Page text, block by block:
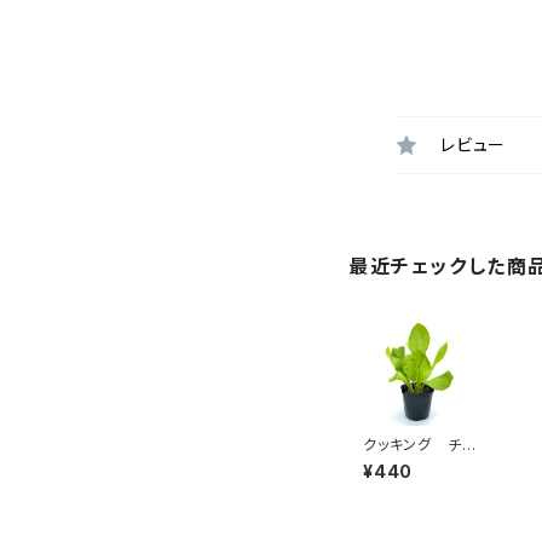
レビュー
最近チェックした商
クッキング チコ
リ
¥440